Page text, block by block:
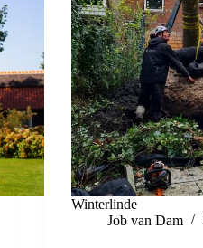
Winterlinde
Job van Dam